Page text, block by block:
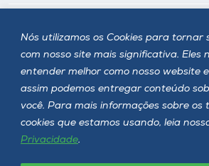
Nós utilizamos os Cookies para tornar
com nosso site mais significativa. Eles
entender melhor como nosso website
assim podemos entregar conteúdo
você. Para mais informações sobre os
cookies que estamos usando, leia
Privacidade.
Siga a Unoesc